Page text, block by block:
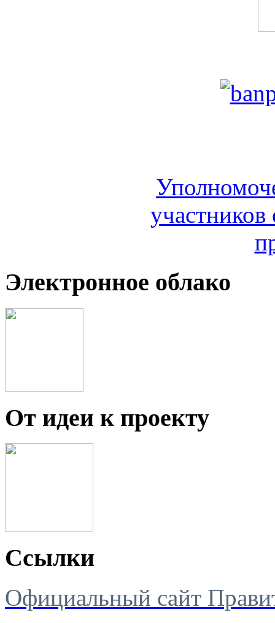
участников
Электронное облако
От идеи к проекту
Ссылки
Официальный сайт